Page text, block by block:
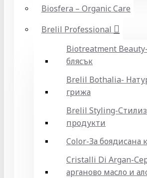
Biosfera – Organic Care
Brelil Professional
Biotreatment
блясък
Brelil Bothalia-
грижа
Brelil Styling-
продукти
Color-За боядисана
Cristalli Di Argan-
арганово масло и